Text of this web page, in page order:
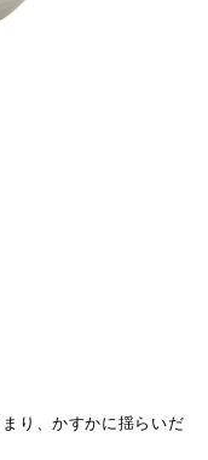
り、かすかに揺らいだ